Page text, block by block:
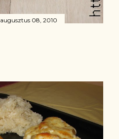
augusztus 08, 2010